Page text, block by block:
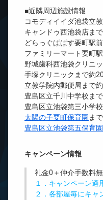
■近隣周辺施設情報
コモディイイダ池袋立
キャンドゥ西池袋店ま
どらっぐぱぱす要町駅
ファミリーマート要町
野城歯科西池袋クリニ
手塚クリニックまで約
立教学院内郵便局まで
豊島区立千川中学校ま
豊島区立池袋第三小学
太陽の子要町保育園 ま
豊島区立池袋第五保育園
キャンペーン情報
礼金0 ＋仲介手数料
１．キャンペーン適
２．各部屋毎にキャ